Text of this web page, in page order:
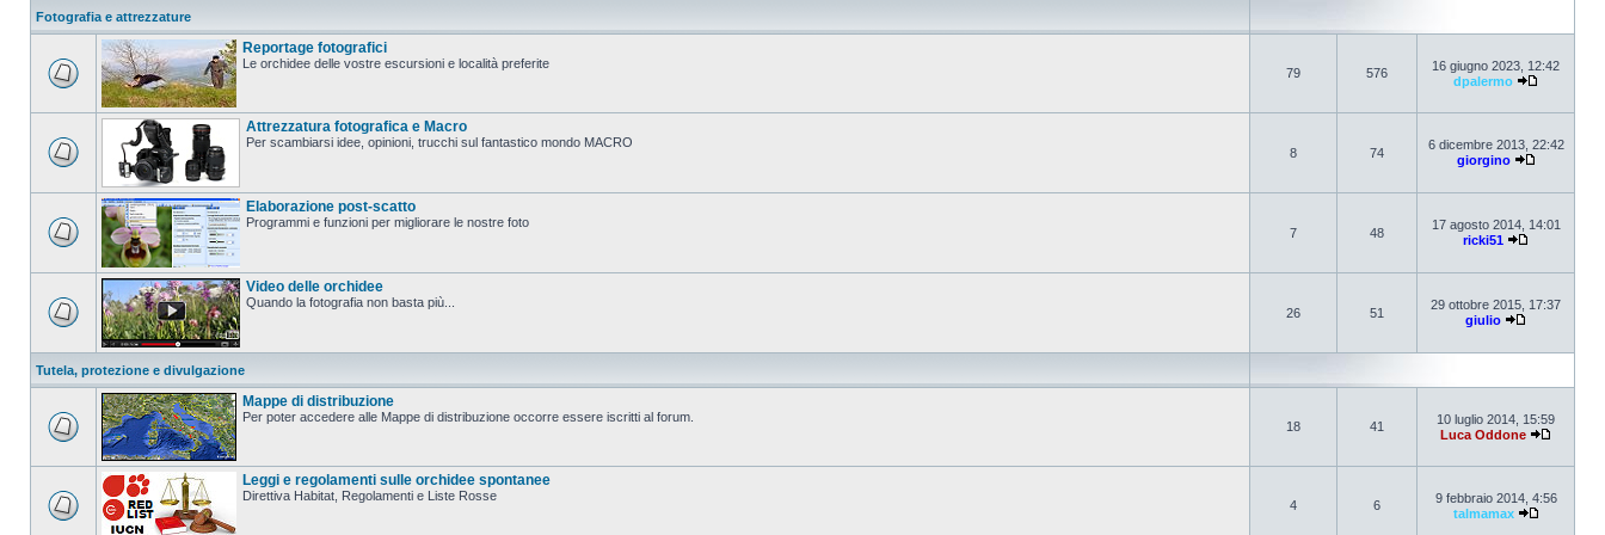
Fotografia e attrezzature
Reportage fotografici
Le orchidee delle vostre escursioni e località preferite
79 576
16 giugno 2023, 12:42
dpalermo
Attrezzatura fotografica e Macro
Per scambiarsi idee, opinioni, trucchi sul fantastico mondo MACRO
8 74
6 dicembre 2013, 22:42
giorgino
Elaborazione post-scatto
Programmi e funzioni per migliorare le nostre foto
7 48
17 agosto 2014, 14:01
ricki51
Video delle orchidee
Quando la fotografia non basta più...
26 51
29 ottobre 2015, 17:37
giulio
Tutela, protezione e divulgazione
Mappe di distribuzione
Per poter accedere alle Mappe di distribuzione occorre essere iscritti al forum.
18 41
10 luglio 2014, 15:59
Luca Oddone
Leggi e regolamenti sulle orchidee spontanee
Direttiva Habitat, Regolamenti e Liste Rosse
4 6
9 febbraio 2014, 4:56
talmamax